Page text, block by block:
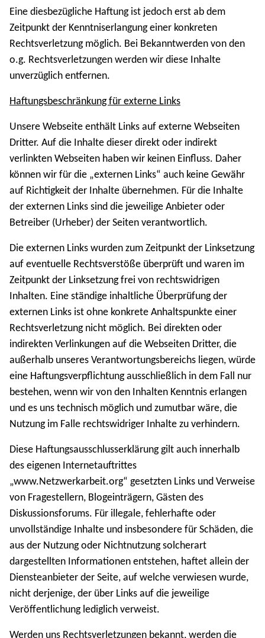
Eine diesbezügliche Haftung ist jedoch erst ab dem
Zeitpunkt der Kenntniserlangung einer konkreten
Rechtsverletzung möglich. Bei Bekanntwerden von den
o.g. Rechtsverletzungen werden wir diese Inhalte
unverzüglich entfernen.
Haftungsbeschränkung für externe Links
Unsere Webseite enthält Links auf externe Webseiten
Dritter. Auf die Inhalte dieser direkt oder indirekt
verlinkten Webseiten haben wir keinen Einfluss. Daher
können wir für die „externen Links“ auch keine Gewähr
auf Richtigkeit der Inhalte übernehmen. Für die Inhalte
der externen Links sind die jeweilige Anbieter oder
Betreiber (Urheber) der Seiten verantwortlich.
Die externen Links wurden zum Zeitpunkt der Linksetzung
auf eventuelle Rechtsverstöße überprüft und waren im
Zeitpunkt der Linksetzung frei von rechtswidrigen
Inhalten. Eine ständige inhaltliche Überprüfung der
externen Links ist ohne konkrete Anhaltspunkte einer
Rechtsverletzung nicht möglich. Bei direkten oder
indirekten Verlinkungen auf die Webseiten Dritter, die
außerhalb unseres Verantwortungsbereichs liegen, würde
eine Haftungsverpflichtung ausschließlich in dem Fall nur
bestehen, wenn wir von den Inhalten Kenntnis erlangen
und es uns technisch möglich und zumutbar wäre, die
Nutzung im Falle rechtswidriger Inhalte zu verhindern.
Diese Haftungsausschlusserklärung gilt auch innerhalb
des eigenen Internetauftrittes
„www.Netzwerkarbeit.org“ gesetzten Links und Verweise
von Fragestellern, Blogeinträgern, Gästen des
Diskussionsforums. Für illegale, fehlerhafte oder
unvollständige Inhalte und insbesondere für Schäden, die
aus der Nutzung oder Nichtnutzung solcherart
dargestellten Informationen entstehen, haftet allein der
Diensteanbieter der Seite, auf welche verwiesen wurde,
nicht derjenige, der über Links auf die jeweilige
Veröffentlichung lediglich verweist.
Werden uns Rechtsverletzungen bekannt, werden die